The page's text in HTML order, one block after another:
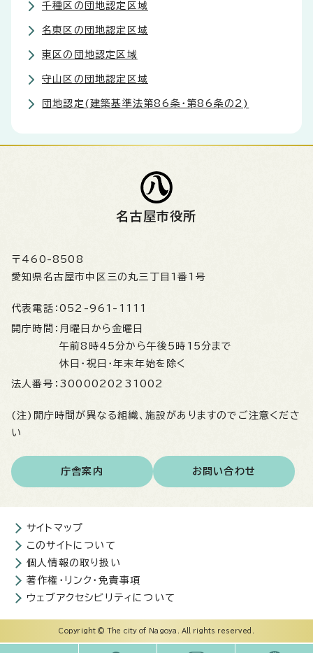
千種区の団地認定区域
名東区の団地認定区域
東区の団地認定区域
守山区の団地認定区域
団地認定(建築基準法第86条・第86条の2)
名古屋市役所
〒460-8508
愛知県名古屋市中区三の丸三丁目1番1号
代表電話： 052-961-1111
開庁時間： 月曜日から金曜日
午前8時45分から午後5時15分まで
休日・祝日・年末年始を除く
法人番号： 3000020231002
(注)開庁時間が異なる組織、施設がありますのでご注意くださ
い
庁舎案内 お問い合わせ
サイトマップ
このサイトについて
個人情報の取り扱い
著作権・リンク・免責事項
ウェブアクセシビリティについて
Copyright © The city of Nagoya. All rights reserved.